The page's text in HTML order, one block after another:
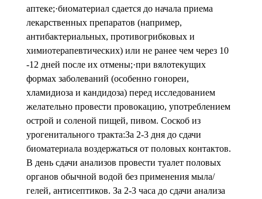
аптеке;·биоматериал сдается до начала приема
лекарственных препаратов (например,
антибактериальных, противогрибковых и
химиотерапевтических) или не ранее чем через 10
-12 дней после их отмены;·при вялотекущих
формах заболеваний (особенно гонореи,
хламидиоза и кандидоза) перед исследованием
желательно провести провокацию, употреблением
острой и соленой пищей, пивом. Соскоб из
урогенитального тракта:За 2-3 дня до сдачи
биоматериала воздержаться от половых контактов.
В день сдачи анализов провести туалет половых
органов обычной водой без применения мыла/
гелей, антисептиков. За 2-3 часа до сдачи анализа